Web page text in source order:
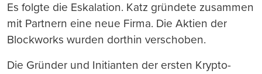
Es folgte die Eskalation. Katz gründete zusammen
mit Partnern eine neue Firma. Die Aktien der
Blockworks wurden dorthin verschoben.
Die Gründer und Initianten der ersten Krypto-